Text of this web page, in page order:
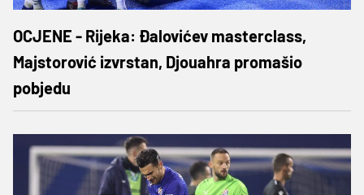
OCJENE - Rijeka: Đalovićev masterclass,
Majstorović izvrstan, Djouahra promašio
pobjedu